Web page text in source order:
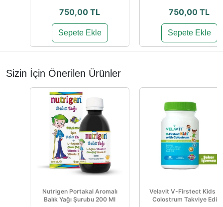
750,00 TL
Sepete Ekle
750,00 TL
Sepete Ekle
Sizin İçin Önerilen Ürünler
Nutrigen Portakal Aromalı
Balık Yağı Şurubu 200 Ml
Velavit V-Firstect Kids
Colostrum Takviye